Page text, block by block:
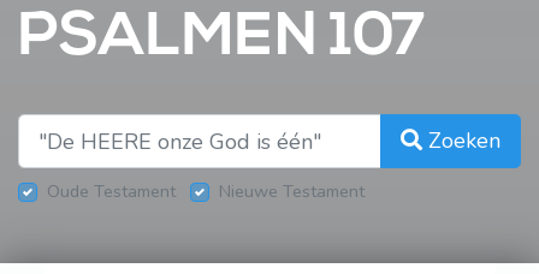
PSALMEN 107
Zoeken
Oude Testament Nieuwe Testament